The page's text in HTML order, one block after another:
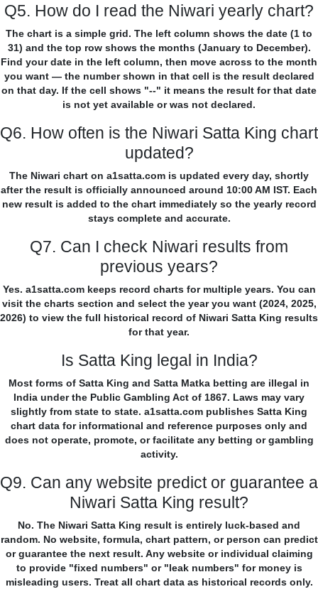
Q5. How do I read the Niwari yearly chart?
The chart is a simple grid. The left column shows the date (1 to
31) and the top row shows the months (January to December).
Find your date in the left column, then move across to the month
you want — the number shown in that cell is the result declared
on that day. If the cell shows "--" it means the result for that date
is not yet available or was not declared.
Q6. How often is the Niwari Satta King chart
updated?
The Niwari chart on a1satta.com is updated every day, shortly
after the result is officially announced around 10:00 AM IST. Each
new result is added to the chart immediately so the yearly record
stays complete and accurate.
Q7. Can I check Niwari results from
previous years?
Yes. a1satta.com keeps record charts for multiple years. You can
visit the charts section and select the year you want (2024, 2025,
2026) to view the full historical record of Niwari Satta King results
for that year.
Is Satta King legal in India?
Most forms of Satta King and Satta Matka betting are illegal in
India under the Public Gambling Act of 1867. Laws may vary
slightly from state to state. a1satta.com publishes Satta King
chart data for informational and reference purposes only and
does not operate, promote, or facilitate any betting or gambling
activity.
Q9. Can any website predict or guarantee a
Niwari Satta King result?
No. The Niwari Satta King result is entirely luck-based and
random. No website, formula, chart pattern, or person can predict
or guarantee the next result. Any website or individual claiming
to provide "fixed numbers" or "leak numbers" for money is
misleading users. Treat all chart data as historical records only.